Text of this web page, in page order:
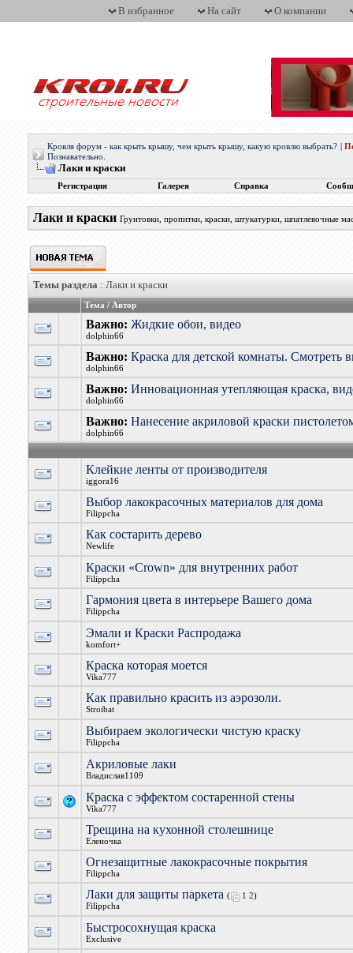
В избранное На сайт О компании
Кровля форум - как крыть крышу, чем крыть крышу, какую кровлю выбрать?
Познавательно.
Лаки и краски
Регистрация Галерея Справка
Лаки и краски Грунтовки, пропитки, краски, штукатурки, шпатлевочные
Темы раздела: Лаки и краски
Тема / Автор
Важно: Жидкие обои, видео
dolphin66
Важно: Краска для детской комнаты. Смотреть
dolphin66
Важно: Инновационная утепляющая краска,
dolphin66
Важно: Нанесение акриловой краски
dolphin66
Клейкие ленты от производителя
iggora16
Выбор лакокрасочных материалов для дома
Filippcha
Как состарить дерево
Newlife
Краски «Crown» для внутренних работ
Filippcha
Гармония цвета в интерьере Вашего дома
Filippcha
Эмали и Краски Распродажа
komfort+
Краска которая моется
Vika777
Как правильно красить из аэрозоли.
Stroibat
Выбираем экологически чистую краску
Filippcha
Акриловые лаки
Владислав1109
Краска с эффектом состаренной стены
Vika777
Трещина на кухонной столешнице
Еленочка
Огнезащитные лакокрасочные покрытия
Filippcha
Лаки для защиты паркета ( 1 2)
Filippcha
Быстросохнущая краска
Exclusive